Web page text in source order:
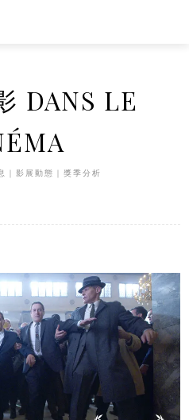
DANS LE
｜影展動態｜獎季分析